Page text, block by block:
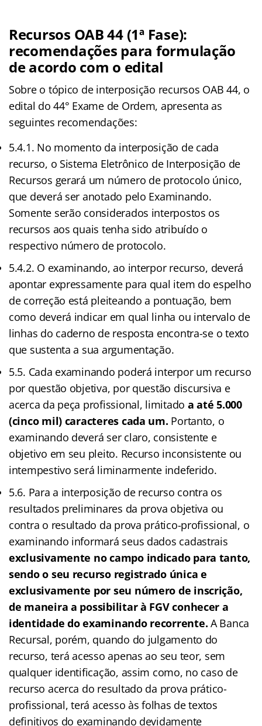
Recursos OAB 44 (1ª Fase):
recomendações para formulação
de acordo com o edital
Sobre o tópico de interposição recursos OAB 44, o
edital do 44° Exame de Ordem, apresenta as
seguintes recomendações:
5.4.1. No momento da interposição de cada
recurso, o Sistema Eletrônico de Interposição de
Recursos gerará um número de protocolo único,
que deverá ser anotado pelo Examinando.
Somente serão considerados interpostos os
recursos aos quais tenha sido atribuído o
respectivo número de protocolo.
5.4.2. O examinando, ao interpor recurso, deverá
apontar expressamente para qual item do espelho
de correção está pleiteando a pontuação, bem
como deverá indicar em qual linha ou intervalo de
linhas do caderno de resposta encontra-se o texto
que sustenta a sua argumentação.
5.5. Cada examinando poderá interpor um recurso
por questão objetiva, por questão discursiva e
acerca da peça profissional, limitado a até 5.000
(cinco mil) caracteres cada um. Portanto, o
examinando deverá ser claro, consistente e
objetivo em seu pleito. Recurso inconsistente ou
intempestivo será liminarmente indeferido.
5.6. Para a interposição de recurso contra os
resultados preliminares da prova objetiva ou
contra o resultado da prova prático-profissional, o
examinando informará seus dados cadastrais
exclusivamente no campo indicado para tanto,
sendo o seu recurso registrado única e
exclusivamente por seu número de inscrição,
de maneira a possibilitar à FGV conhecer a
identidade do examinando recorrente. A Banca
Recursal, porém, quando do julgamento do
recurso, terá acesso apenas ao seu teor, sem
qualquer identificação, assim como, no caso de
recurso acerca do resultado da prova prático-
profissional, terá acesso às folhas de textos
definitivos do examinando devidamente